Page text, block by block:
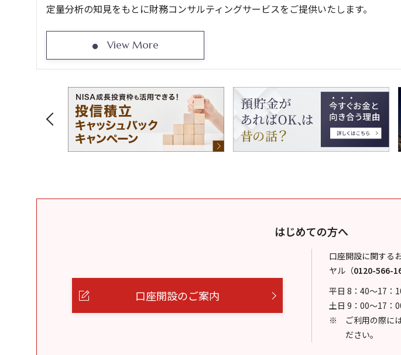
定量分析の知見をもとに財務コンサルティングサービスをご提供いたします。
View More
はじめての方へ
口座開設のご案内
口座開設に関する
ヤル （0120-566-
平日 8：40～17：
土日 9：00～17：
ご利用の際に
ださい。